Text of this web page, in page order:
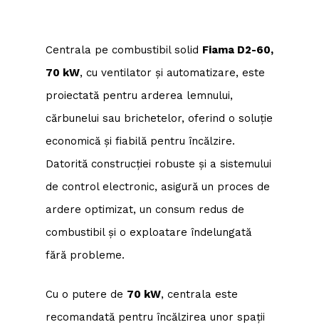
Centrala pe combustibil solid Fiama D2-60,
70 kW, cu ventilator și automatizare, este
proiectată pentru arderea lemnului,
cărbunelui sau brichetelor, oferind o soluție
economică și fiabilă pentru încălzire.
Datorită construcției robuste și a sistemului
de control electronic, asigură un proces de
ardere optimizat, un consum redus de
combustibil și o exploatare îndelungată
fără probleme.
Cu o putere de 70 kW, centrala este
recomandată pentru încălzirea unor spații